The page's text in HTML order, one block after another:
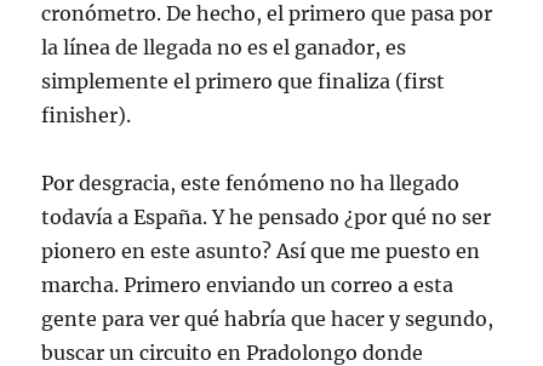
cronómetro. De hecho, el primero que pasa por
la línea de llegada no es el ganador, es
simplemente el primero que finaliza (first
finisher).
Por desgracia, este fenómeno no ha llegado
todavía a España. Y he pensado ¿por qué no ser
pionero en este asunto? Así que me puesto en
marcha. Primero enviando un correo a esta
gente para ver qué habría que hacer y segundo,
buscar un circuito en Pradolongo donde